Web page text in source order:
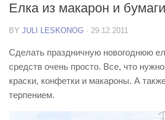
Елка из макарон и
BY JULI LESKONOG · 29.12.2011
Сделать праздничную новогоднюю
средств очень просто. Все, что
краски, конфетки и макароны. А
терпением.